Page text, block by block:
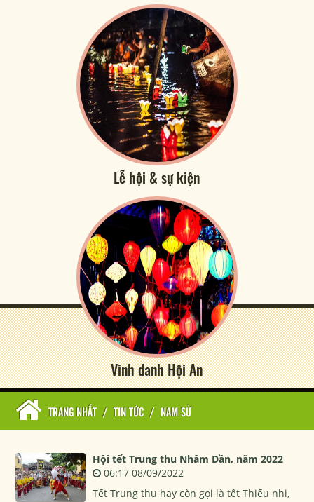
Lễ hội & sự kiện
Vinh danh Hội An
TRANG NHẤT / TIN TỨC / NAM SỬ
Hội tết Trung thu Nhâm Dần, năm 2022
06:17 08/09/2022
Tết Trung thu hay còn gọi là tết Thiếu nhi,